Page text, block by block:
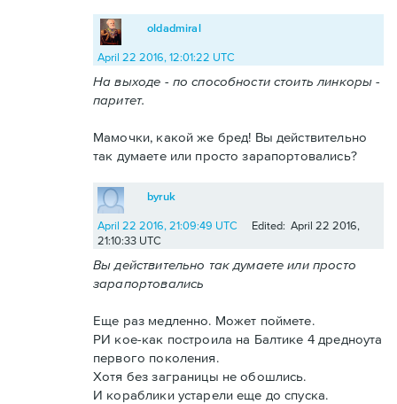
oldadmiral
April 22 2016, 12:01:22 UTC
На выходе - по способности стоить линкоры -
паритет.
Мамочки, какой же бред! Вы действительно
так думаете или просто зарапортовались?
byruk
April 22 2016, 21:09:49 UTC
Edited: April 22 2016,
21:10:33 UTC
Вы действительно так думаете или просто
зарапортовались
Еще раз медленно. Может поймете.
РИ кое-как построила на Балтике 4 дредноута
первого поколения.
Хотя без заграницы не обошлись.
И кораблики устарели еще до спуска.